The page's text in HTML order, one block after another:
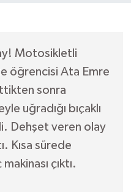
Motosikletli
öğrencisi Ata Emre
sonra
uğradığı bıçaklı
Dehşet veren olay
Kısa sürede
çıktı.